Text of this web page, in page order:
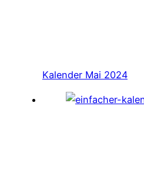
Kalender Mai 2024